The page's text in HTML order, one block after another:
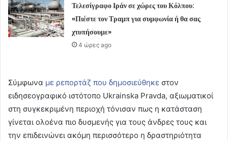
Τελεσίγραφο Ιράν σε χώρες του Κόλπου:
«Πιέστε τον Τραμπ για συμφωνία ή θα σας
χτυπήσουμε»
4 ώρες ago
Σύμφωνα με ρεπορτάζ που δημοσιεύθηκε στον
ειδησεογραφικό ιστότοπο Ukrainska Pravda, αξιωματικοί
στη συγκεκριμένη περιοχή τόνισαν πως η κατάσταση
γίνεται ολοένα πιο δυσμενής για τους άνδρες τους και
την επιδεινώνει ακόμη περισσότερο η δραστηριότητα